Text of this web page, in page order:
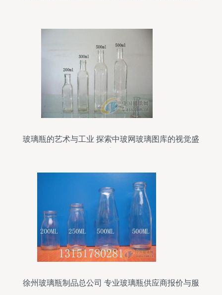
玻璃瓶的艺术与工业 探索中玻网玻璃图库的视觉盛
徐州玻璃瓶制品总公司 专业玻璃瓶供应商报价与服